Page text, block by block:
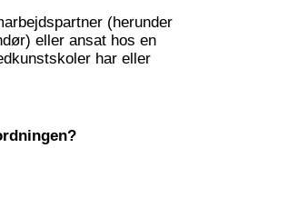
(herunder
eller ansat hos en
har eller